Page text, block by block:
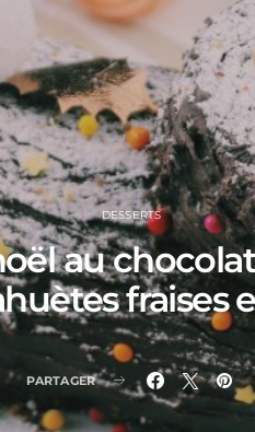
DESSERTS
au
fraises
PARTAGER